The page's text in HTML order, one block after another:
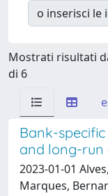
o inserisci le
Mostrati risultati
di 6
Bank-
and long-
2023-01-01
Marques,